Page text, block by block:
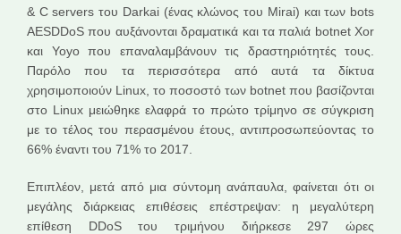
& C servers του Darkai (ένας κλώνος του Mirai) και των bots
AESDDoS που αυξάνονται δραματικά και τα παλιά botnet Xor
και Yoyo που επαναλαμβάνουν τις δραστηριότητές τους.
Παρόλο που τα περισσότερα από αυτά τα δίκτυα
χρησιμοποιούν Linux, το ποσοστό των botnet που βασίζονται
στο Linux μειώθηκε ελαφρά το πρώτο τρίμηνο σε σύγκριση
με το τέλος του περασμένου έτους, αντιπροσωπεύοντας το
66% έναντι του 71% το 2017.
Επιπλέον, μετά από μια σύντομη ανάπαυλα, φαίνεται ότι οι
μεγάλης διάρκειας επιθέσεις επέστρεψαν: η μεγαλύτερη
επίθεση DDoS του τριμήνου διήρκεσε 297 ώρες